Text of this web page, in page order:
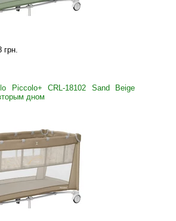
грн.
Piccolo+ CRL-18102 Sand Beige
дном